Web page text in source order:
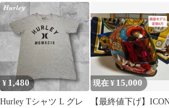
¥1,480
Hurley Tシャツ L グレ
現在 ¥ 15,000
【最終値下げ】